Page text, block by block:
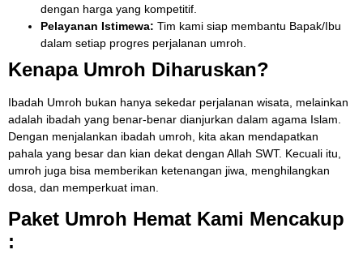
dengan harga yang kompetitif.
Pelayanan Istimewa: Tim kami siap membantu Bapak/Ibu
dalam setiap progres perjalanan umroh.
Kenapa Umroh Diharuskan?
Ibadah Umroh bukan hanya sekedar perjalanan wisata, melainkan
adalah ibadah yang benar-benar dianjurkan dalam agama Islam.
Dengan menjalankan ibadah umroh, kita akan mendapatkan
pahala yang besar dan kian dekat dengan Allah SWT. Kecuali itu,
umroh juga bisa memberikan ketenangan jiwa, menghilangkan
dosa, dan memperkuat iman.
Paket Umroh Hemat Kami Mencakup
: